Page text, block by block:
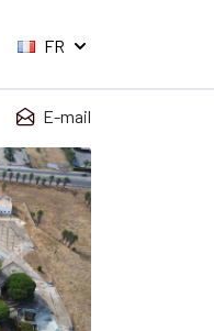
FR
E-mail